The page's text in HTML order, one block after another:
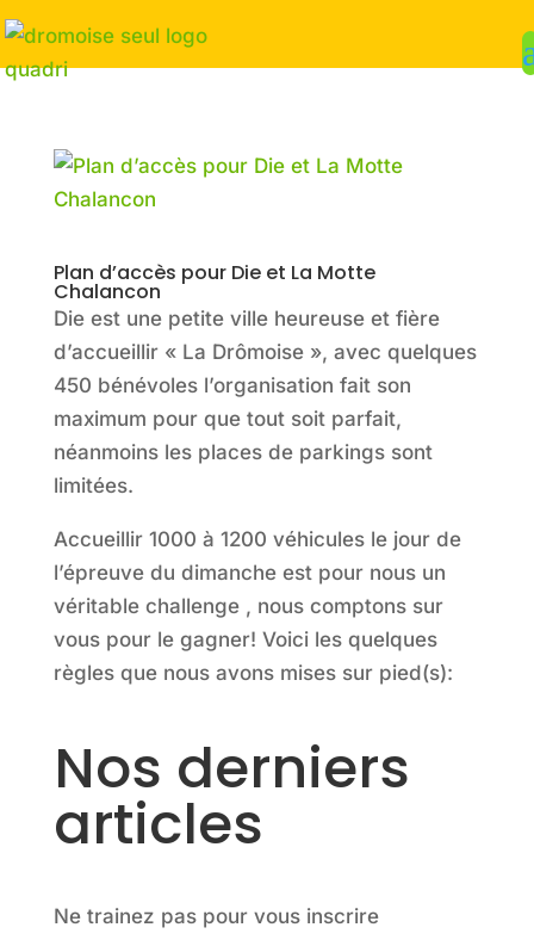
Plan d’accès pour Die et La Motte
Chalancon
Die est une petite ville heureuse et fière
d’accueillir « La Drômoise », avec quelques
450 bénévoles l’organisation fait son
maximum pour que tout soit parfait,
néanmoins les places de parkings sont
limitées.
Accueillir 1000 à 1200 véhicules le jour de
l’épreuve du dimanche est pour nous un
véritable challenge , nous comptons sur
vous pour le gagner! Voici les quelques
règles que nous avons mises sur pied(s):
Nos derniers
articles
Ne trainez pas pour vous inscrire